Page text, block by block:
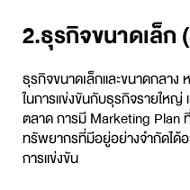
2.ธุรกิจขนาดเล็ก
ธุรกิจขนาดเล็กและขนาดกลา
ในการแข่งขันกับธุรกิจรายใหญ่
ตลาด การมี Marketing Plan
ทรัพยากรที่มีอยู่อย่างจำกัดได้อ
การแข่งขัน